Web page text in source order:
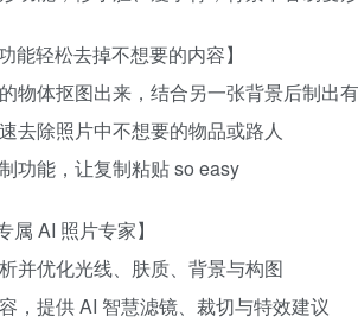
能轻松去掉不想要的内容】
物体抠图出来，结合另一张背景后制出
去除照片中不想要的物品或路人
功能，让复制粘贴 so easy
属 AI 照片专家】
并优化光线、肤质、背景与构图
，提供 AI 智慧滤镜、裁切与特效建议